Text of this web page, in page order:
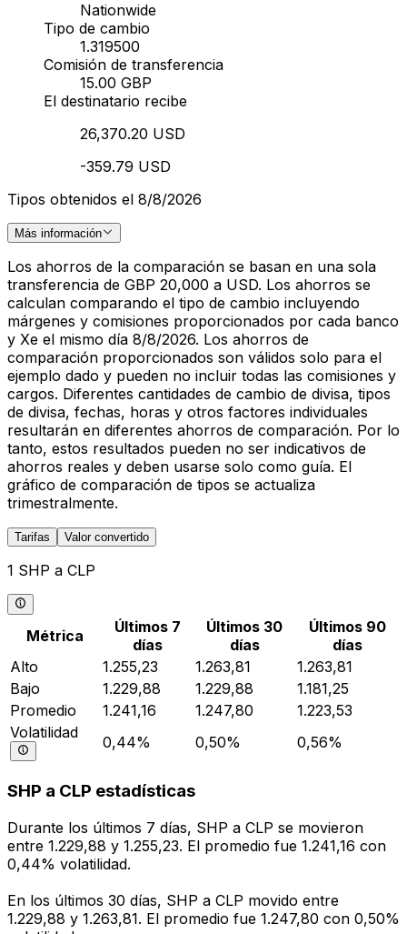
Nationwide
Tipo de cambio
1.319500
Comisión de transferencia
15.00 GBP
El destinatario recibe
26,370.20 USD
-359.79 USD
Tipos obtenidos el 8/8/2026
Más información
Los ahorros de la comparación se basan en una sola
transferencia de GBP 20,000 a USD. Los ahorros se
calculan comparando el tipo de cambio incluyendo
márgenes y comisiones proporcionados por cada banco
y Xe el mismo día 8/8/2026. Los ahorros de
comparación proporcionados son válidos solo para el
ejemplo dado y pueden no incluir todas las comisiones y
cargos. Diferentes cantidades de cambio de divisa, tipos
de divisa, fechas, horas y otros factores individuales
resultarán en diferentes ahorros de comparación. Por lo
tanto, estos resultados pueden no ser indicativos de
ahorros reales y deben usarse solo como guía. El
gráfico de comparación de tipos se actualiza
trimestralmente.
Tarifas Valor convertido
1 SHP a CLP
Métrica
Últimos 7
días
Últimos 30
días
Últimos 90
días
Alto
1.255,23 1.263,81
1.263,81
Bajo
1.229,88 1.229,88
1.181,25
Promedio
1.241,16 1.247,80
1.223,53
Volatilidad
0,44% 0,50% 0,56%
SHP a CLP estadísticas
Durante los últimos 7 días, SHP a CLP se movieron
entre 1.229,88 y 1.255,23. El promedio fue 1.241,16 con
0,44% volatilidad.
En los últimos 30 días, SHP a CLP movido entre
1.229,88 y 1.263,81. El promedio fue 1.247,80 con 0,50%